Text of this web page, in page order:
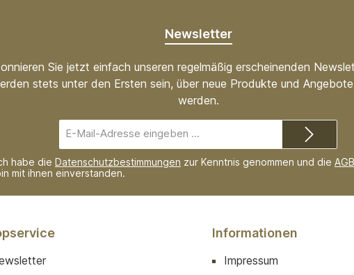
Newsletter
Sie jetzt einfach unseren regelmäßig erscheinenden
stets unter den Ersten sein, über neue Produkte und
werden.
Mail-
Adresse*
habe die Datenschutzbestimmungen zur Kenntnis genommen und die AGB
mit ihnen einverstanden.
Informationen
Impressum